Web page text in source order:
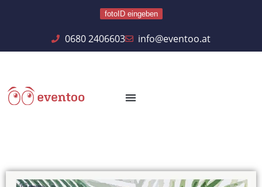
fotoID eingeben
0680 2406603 info@eventoo.at